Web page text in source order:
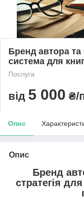
Бренд автора
система для
Послуга
від 5 000 ₴/
Опис
Опис
Бренд
стратегія